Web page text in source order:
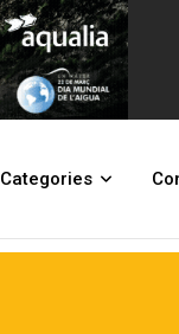
Categories